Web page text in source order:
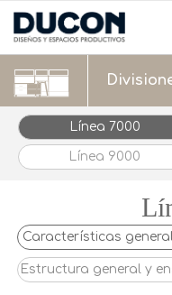
Línea 7000
Línea 9000
Características